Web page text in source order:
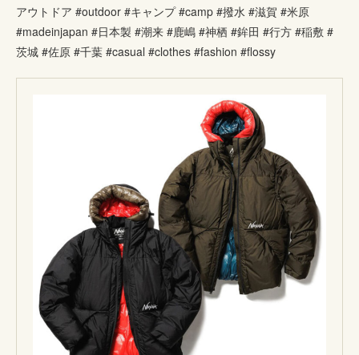
アウトドア #outdoor #キャンプ #camp #撥水 #滋賀 #米原
#madeinjapan #日本製 #潮来 #鹿嶋 #神栖 #鉾田 #行方 #稲敷 #
茨城 #佐原 #千葉 #casual #clothes #fashion #flossy